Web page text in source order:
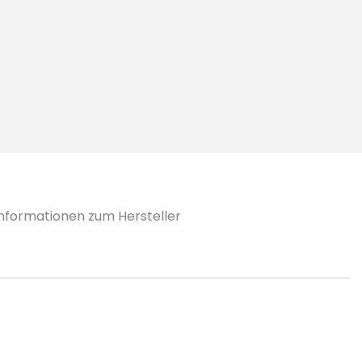
zum Hersteller